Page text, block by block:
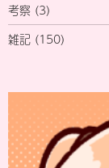
考察 (3)
雑記 (150)